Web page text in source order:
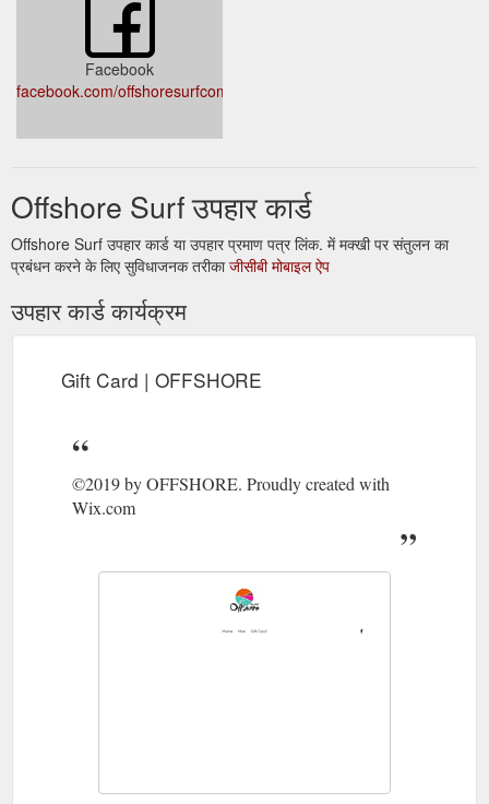
Facebook
facebook.com/offshoresurfcompany/
Offshore Surf उपहार कार्ड
Offshore Surf उपहार कार्ड या उपहार प्रमाण पत्र लिंक. में मक्खी पर संतुलन का
प्रबंधन करने के लिए सुविधाजनक तरीकाजीसीबी मोबाइल ऐप
उपहार कार्ड कार्यक्रम
Gift Card | OFFSHORE
©2019 by OFFSHORE. Proudly created with
Wix.com